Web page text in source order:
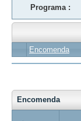
Programa :
Encomenda
Encomenda